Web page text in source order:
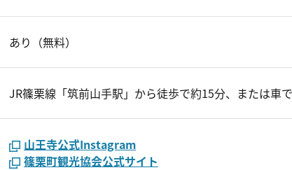
あり（無料）
JR篠栗線「筑前山手駅」から徒歩で約15分、または車
山王寺公式Instagram
篠栗町観光協会公式サイト